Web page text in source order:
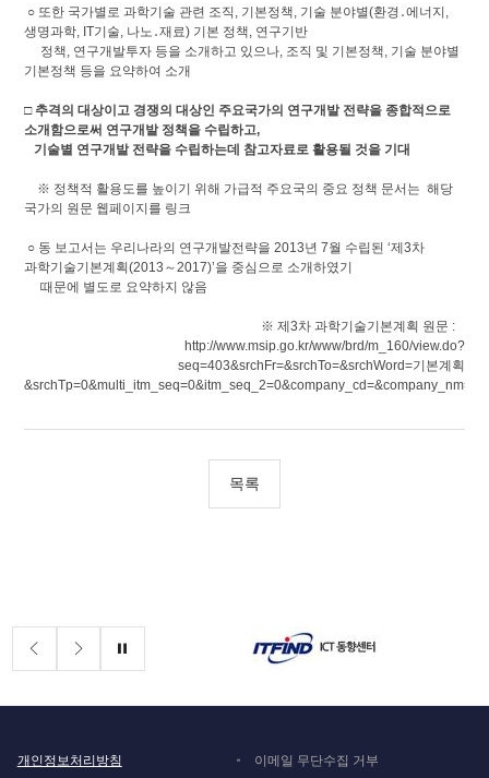
○ 또한 국가별로 과학기술 관련 조직, 기본정책, 기술 분야별(환경․에너지,
생명과학, IT기술, 나노․재료) 기본 정책, 연구기반
정책, 연구개발투자 등을 소개하고 있으나, 조직 및 기본정책, 기술 분야별
기본정책 등을 요약하여 소개
□ 추격의 대상이고 경쟁의 대상인 주요국가의 연구개발 전략을 종합적으로
소개함으로써 연구개발 정책을 수립하고,
기술별 연구개발 전략을 수립하는데 참고자료로 활용될 것을 기대
※ 정책적 활용도를 높이기 위해 가급적 주요국의 중요 정책 문서는 해당
국가의 원문 웹페이지를 링크
○ 동 보고서는 우리나라의 연구개발전략을 2013년 7월 수립된 ‘제3차
과학기술기본계획(2013～2017)’을 중심으로 소개하였기
때문에 별도로 요약하지 않음
※ 제3차 과학기술기본계획 원문 :
http://www.msip.go.kr/www/brd/m_160/view.do?
seq=403&srchFr=&srchTo=&srchWord=기본계획
목록
배너존
개인정보처리방침
이메일 무단수집 거부